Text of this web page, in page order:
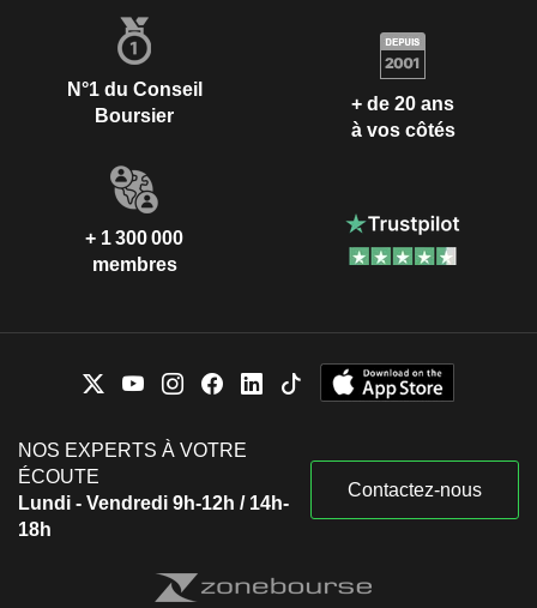
N°1 du Conseil
Boursier
+ de 20 ans
à vos côtés
+ 1 300 000
membres
NOS EXPERTS À VOTRE
ÉCOUTE
Lundi - Vendredi 9h-12h / 14h-
18h
Contactez-nous